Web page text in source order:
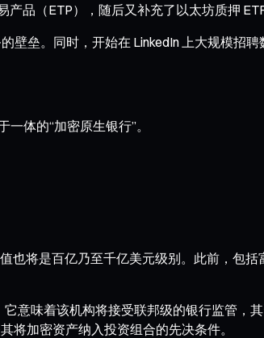
产品（ETP），随后又补充了以太坊质押
垒。同时，开始在 LinkedIn 上大规模招
体的“加密原生银行”。
也将是百亿乃至千亿美元级别。此前，包
意味着该机构将接受联邦级的银行监管，其
加密资产纳入投资组合的先决条件。